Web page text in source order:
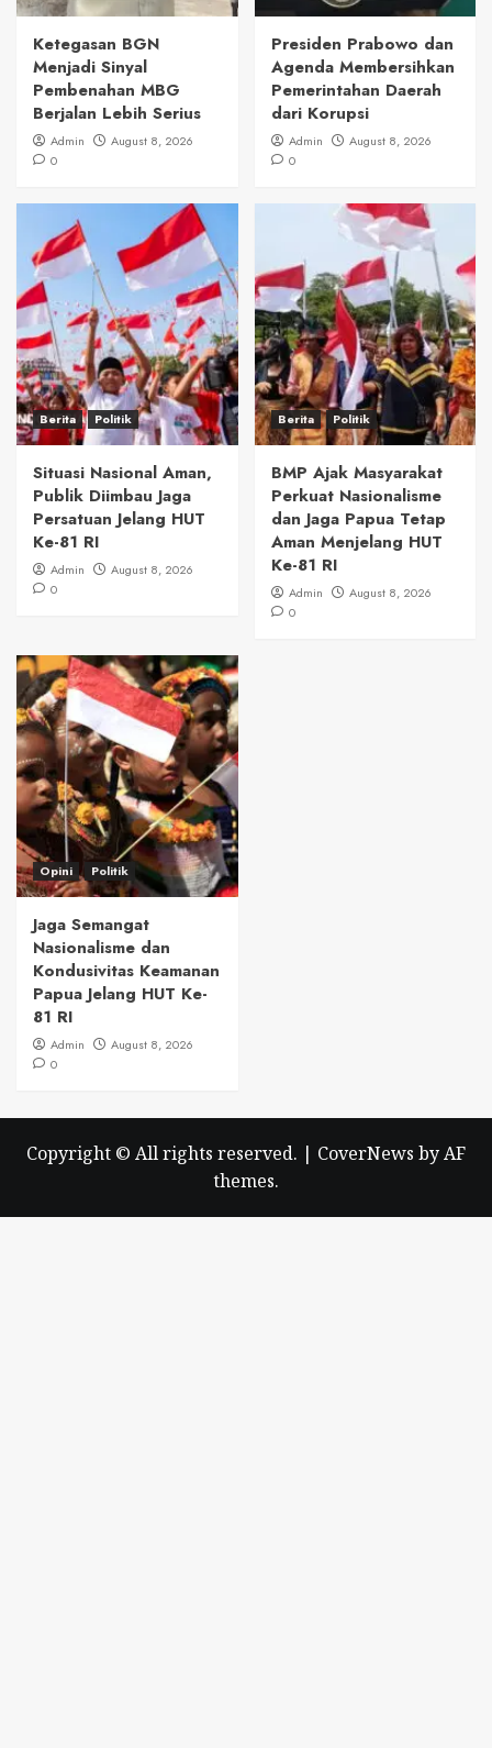
Ketegasan BGN
Menjadi Sinyal
Pembenahan MBG
Berjalan Lebih Serius
Admin
August 8, 2026
0
Presiden Prabowo dan
Agenda Membersihkan
Pemerintahan Daerah
dari Korupsi
Admin
August 8, 2026
0
Berita Politik
Situasi Nasional Aman,
Publik Diimbau Jaga
Persatuan Jelang HUT
Ke-81 RI
Admin
August 8, 2026
0
Berita Politik
BMP Ajak Masyarakat
Perkuat Nasionalisme
dan Jaga Papua Tetap
Aman Menjelang HUT
Ke-81 RI
Admin
August 8, 2026
0
Opini Politik
Jaga Semangat
Nasionalisme dan
Kondusivitas Keamanan
Papua Jelang HUT Ke-
81 RI
Admin
August 8, 2026
0
Copyright © All rights reserved. | CoverNews by AF
themes.